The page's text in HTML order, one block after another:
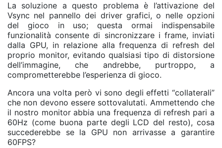
La soluzione a questo problema è l’attivazione del
Vsync nel pannello dei driver grafici, o nelle opzioni
del gioco in uso; questa ormai indispensabile
funzionalità consente di sincronizzare i frame, inviati
dalla GPU, in relazione alla frequenza di refresh del
proprio monitor, evitando qualsiasi tipo di distorsione
dell’immagine, che andrebbe, purtroppo, a
comprometterebbe l’esperienza di gioco.
Ancora una volta però vi sono degli effetti “collaterali”
che non devono essere sottovalutati. Ammettendo che
il nostro monitor abbia una frequenza di refresh pari a
60Hz (come buona parte degli LCD del resto), cosa
succederebbe se la GPU non arrivasse a garantire
60FPS?